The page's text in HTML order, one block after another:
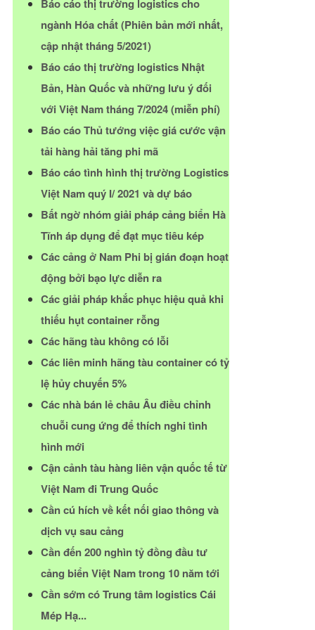
Báo cáo thị trường logistics cho
ngành Hóa chất (Phiên bản mới nhất,
cập nhật tháng 5/2021)
Báo cáo thị trường logistics Nhật
Bản, Hàn Quốc và những lưu ý đối
với Việt Nam tháng 7/2024 (miễn phí)
Báo cáo Thủ tướng việc giá cước vận
tải hàng hải tăng phi mã
Báo cáo tình hình thị trường Logistics
Việt Nam quý I/ 2021 và dự báo
Bất ngờ nhóm giải pháp cảng biển Hà
Tĩnh áp dụng để đạt mục tiêu kép
Các cảng ở Nam Phi bị gián đoạn hoạt
động bởi bạo lực diễn ra
Các giải pháp khắc phục hiệu quả khi
thiếu hụt container rỗng
Các hãng tàu không có lỗi
Các liên minh hãng tàu container có tỷ
lệ hủy chuyến 5%
Các nhà bán lẻ châu Âu điều chỉnh
chuỗi cung ứng để thích nghi tình
hình mới
Cận cảnh tàu hàng liên vận quốc tế từ
Việt Nam đi Trung Quốc
Cần cú hích về kết nối giao thông và
dịch vụ sau cảng
Cần đến 200 nghìn tỷ đồng đầu tư
cảng biển Việt Nam trong 10 năm tới
Cần sớm có Trung tâm logistics Cái
Mép Hạ...